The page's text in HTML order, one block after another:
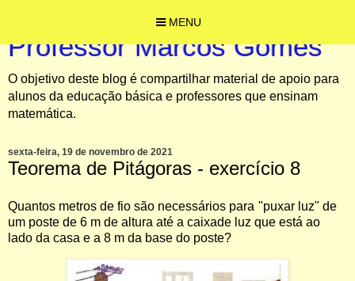
MENU
Professor Marcos Gomes
O objetivo deste blog é compartilhar material de apoio para
alunos da educação básica e professores que ensinam
matemática.
sexta-feira, 19 de novembro de 2021
Teorema de Pitágoras - exercício 8
Quantos metros de fio são necessários para "puxar luz" de
um poste de 6 m de altura até a caixade luz que está ao
lado da casa e a 8 m da base do poste?